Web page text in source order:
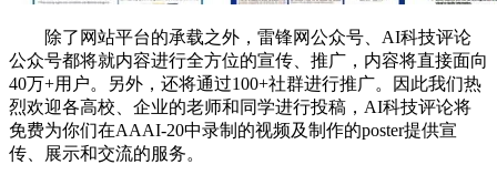
除了网站平台的承载之外，雷锋网公众号、AI科技评论
公众号都将就内容进行全方位的宣传、推广，内容将直接面向
40万+用户。另外，还将通过100+社群进行推广。因此我们热
烈欢迎各高校、企业的老师和同学进行投稿，AI科技评论将
免费为你们在AAAI-20中录制的视频及制作的poster提供宣
传、展示和交流的服务。